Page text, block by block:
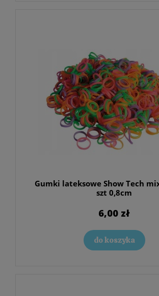
Gumki lateksowe Show Tech
szt 0,8cm
6,00 zł
do koszyka